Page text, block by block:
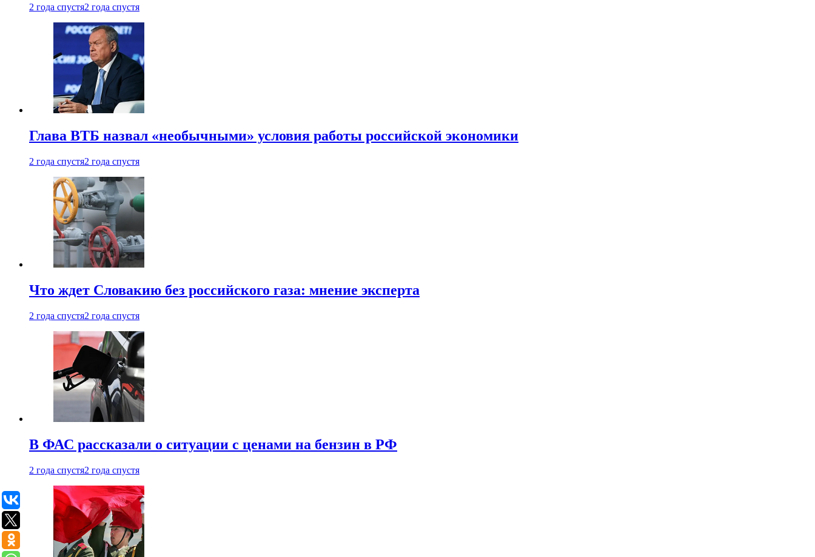
2 года спустя2 года спустя
Глава ВТБ назвал «необычными» условия работы российской экономики
2 года спустя2 года спустя
Что ждет Словакию без российского газа: мнение эксперта
2 года спустя2 года спустя
В ФАС рассказали о ситуации с ценами на бензин в РФ
2 года спустя2 года спустя